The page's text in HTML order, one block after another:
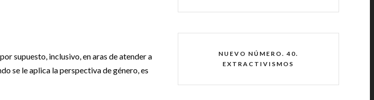
supuesto, inclusivo, en aras de atender a
se le aplica la perspectiva de género, es
NUEVO NÚMERO. 40.
EXTRACTIVISMOS